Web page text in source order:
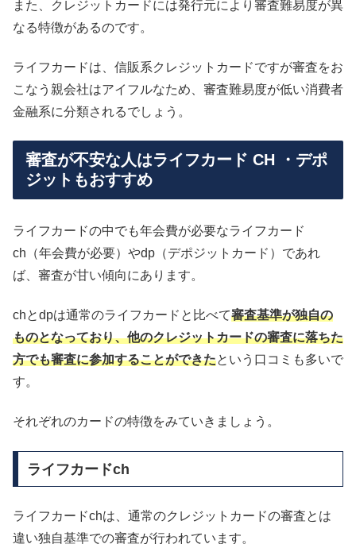
また、クレジットカードには発行元により審査難易度が異
なる特徴があるのです。
ライフカードは、信販系クレジットカードですが審査をお
こなう親会社はアイフルなため、審査難易度が低い消費者
金融系に分類されるでしょう。
審査が不安な人はライフカード CH ・デポ
ジットもおすすめ
ライフカードの中でも年会費が必要なライフカード
ch（年会費が必要）やdp（デポジットカード）であれ
ば、審査が甘い傾向にあります。
chとdpは通常のライフカードと比べて審査基準が独自の
ものとなっており、他のクレジットカードの審査に落ちた
方でも審査に参加することができたという口コミも多いで
す。
それぞれのカードの特徴をみていきましょう。
ライフカードch
ライフカードchは、通常のクレジットカードの審査とは
違い独自基準での審査が行われています。